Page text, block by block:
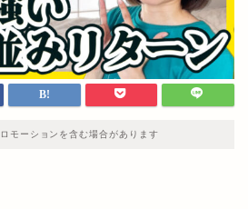
モーションを含む場合があります